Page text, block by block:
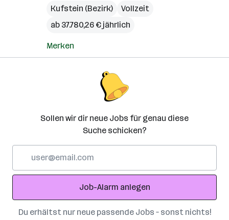
Kufstein (Bezirk)
Vollzeit
ab 37.780,26 € jährlich
Merken
Sollen wir dir neue Jobs für genau diese
Suche schicken?
Adresse
Job-Alarm anlegen
Du erhältst nur neue passende Jobs – sonst nichts!